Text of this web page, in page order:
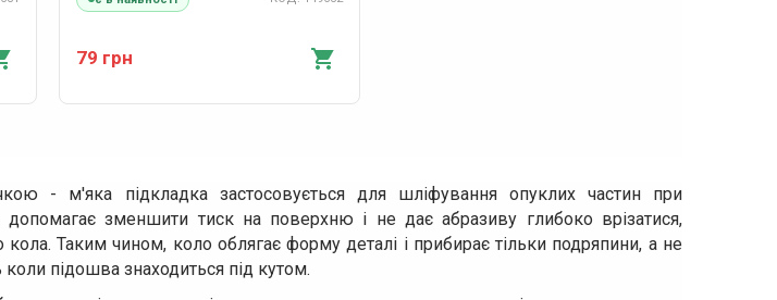
79 грн
- м'яка підкладка застосовується для шліфування опуклих частин при
допомагає зменшити тиск на поверхню і не дає абразиву глибоко врізатися,
Таким чином, коло облягає форму деталі і прибирає тільки подряпини, а не
підошва знаходиться під кутом.